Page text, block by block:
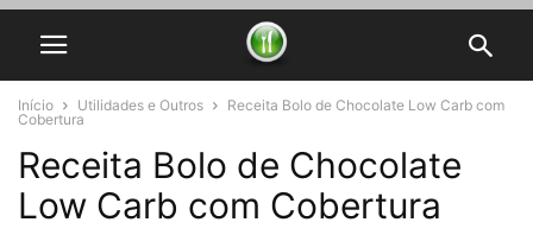
Início Utilidades e Outros
Receita Bolo de Chocolate Low Carb com
Cobertura
Receita Bolo de Chocolate
Low Carb com Cobertura